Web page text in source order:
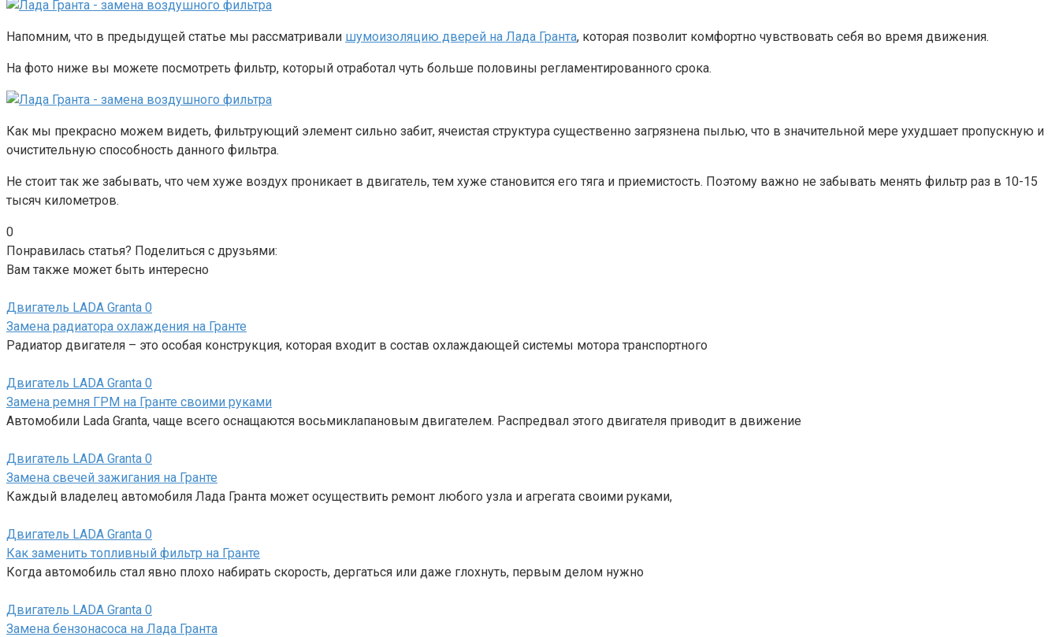
Напомним, что в предыдущей статье мы рассматривали шумоизоляцию дверей на Лада Гранта, которая позволит комфортно чувствовать себя во время движения.
На фото ниже вы можете посмотреть фильтр, который отработал чуть больше половины регламентированного срока.
Как мы прекрасно можем видеть, фильтрующий элемент сильно забит, ячеистая структура существенно загрязнена пылью, что в значительной мере ухудшает пропускную и
очистительную способность данного фильтра.
Не стоит так же забывать, что чем хуже воздух проникает в двигатель, тем хуже становится его тяга и приемистость. Поэтому важно не забывать менять фильтр раз в 10-15
тысяч километров.
0
Понравилась статья? Поделиться с друзьями:
Вам также может быть интересно
Двигатель LADA Granta 0
Замена радиатора охлаждения на Гранте
Радиатор двигателя – это особая конструкция, которая входит в состав охлаждающей системы мотора транспортного
Двигатель LADA Granta 0
Замена ремня ГРМ на Гранте своими руками
Автомобили Lada Granta, чаще всего оснащаются восьмиклапановым двигателем. Распредвал этого двигателя приводит в движение
Двигатель LADA Granta 0
Замена свечей зажигания на Гранте
Каждый владелец автомобиля Лада Гранта может осуществить ремонт любого узла и агрегата своими руками,
Двигатель LADA Granta 0
Как заменить топливный фильтр на Гранте
Когда автомобиль стал явно плохо набирать скорость, дергаться или даже глохнуть, первым делом нужно
Двигатель LADA Granta 0
Замена бензонасоса на Лада Гранта